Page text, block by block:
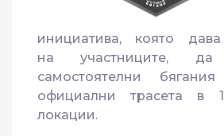
инициатива, която
на участниците, да
самостоятелни
официални трасета в
локации.